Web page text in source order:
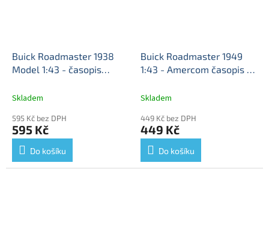
Buick Roadmaster 1938
Model 1:43 - časopis
modelem #45
U.S. Army HQ Washington
USA 1943 - kovový model
auta
Skladem
595 Kč bez DPH
595 Kč
Do košíku
Buick Roadmaster 1949
1:43 - Amercom časopis s
Roadmaster - kovový
Skladem
449 Kč bez DPH
449 Kč
Do košíku